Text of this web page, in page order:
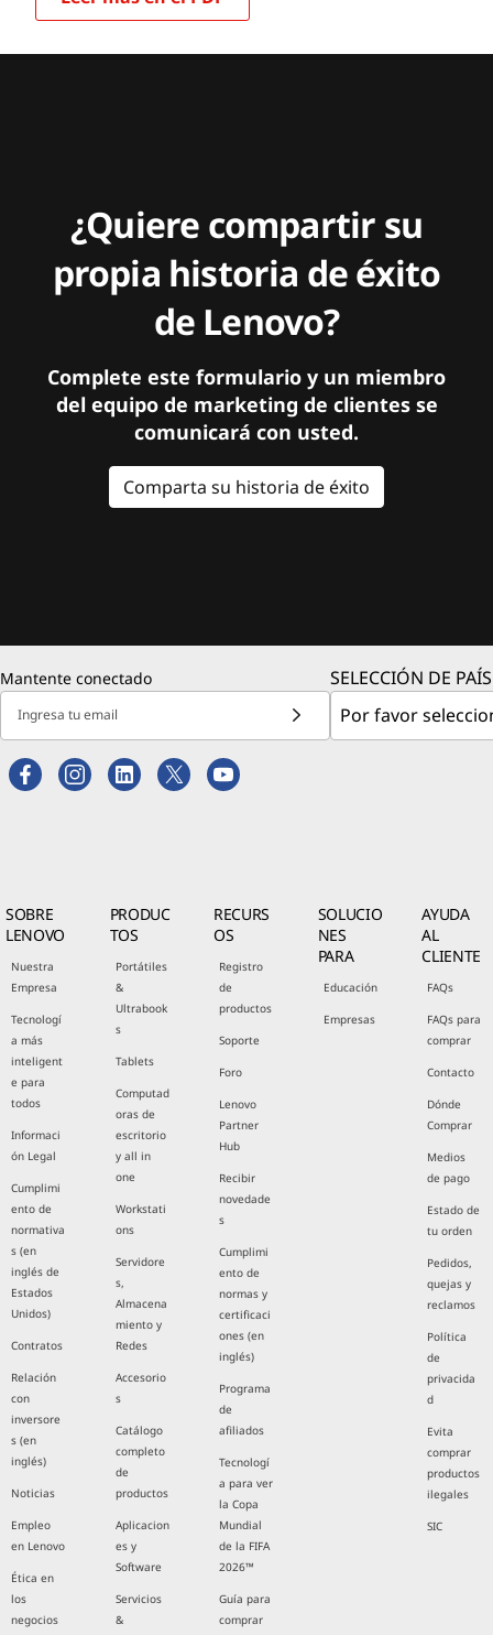
¿Quiere compartir su
propia historia de éxito
de Lenovo?
Complete este formulario y un miembro
del equipo de marketing de clientes se
comunicará con usted.
Comparta su historia de éxito
Mantente conectado
Ingresa tu email
SELECCIÓN DE PAÍS
SOBRE
LENOVO
Nuestra
Empresa
Tecnologí
a más
inteligent
e para
todos
Informaci
ón Legal
Cumplimi
ento de
normativa
s (en
inglés de
Estados
Unidos)
Contratos
Relación
con
inversore
s (en
inglés)
Noticias
Empleo
en Lenovo
Ética en
los
negocios
PRODUC
TOS
Portátiles
&
Ultrabook
s
Tablets
Computad
oras de
escritorio
y all in
one
Workstati
ons
Servidore
s,
Almacena
miento y
Redes
Accesorio
s
Catálogo
completo
de
productos
Aplicacion
es y
Software
Servicios
&
RECURS
OS
Registro
de
productos
Soporte
Foro
Lenovo
Partner
Hub
Recibir
novedade
s
Cumplimi
ento de
normas y
certificaci
ones (en
inglés)
Programa
de
afiliados
Tecnologí
a para ver
la Copa
Mundial
de la FIFA
2026™
Guía para
comprar
SOLUCIO
NES
PARA
Educación
Empresas
AYUDA
AL
CLIENTE
FAQs
FAQs para
comprar
Contacto
Dónde
Comprar
Medios
de pago
Estado de
tu orden
Pedidos,
quejas y
reclamos
Política
de
privacida
d
Evita
comprar
productos
ilegales
SIC